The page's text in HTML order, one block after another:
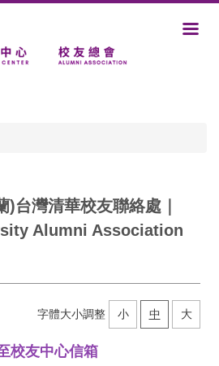
)台灣清華校友聯絡處｜
Alumni Association
字體大小調整 小 中 大
校友中心信箱